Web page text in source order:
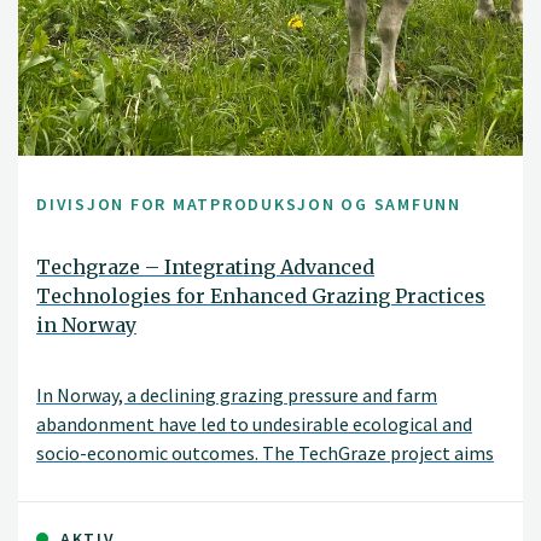
DIVISJON FOR MATPRODUKSJON OG SAMFUNN
Techgraze – Integrating Advanced
Technologies for Enhanced Grazing Practices
in Norway
In Norway, a declining grazing pressure and farm
abandonment have led to undesirable ecological and
socio-economic outcomes. The TechGraze project aims
Virtual Fencing (VF) and Remote Sensing (RS)